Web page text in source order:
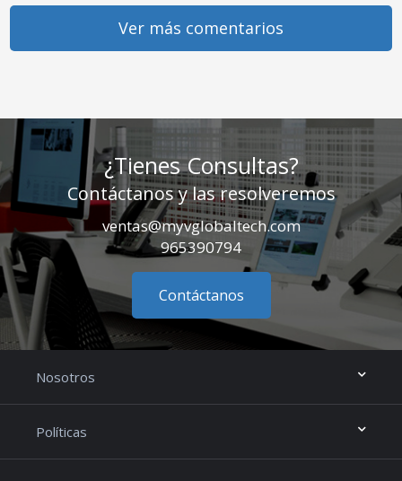
Ver más comentarios
¿Tienes Consultas?
Contáctanos y las resolveremos
ventas@myvglobaltech.com
965390794
Contáctanos
Nosotros
Políticas